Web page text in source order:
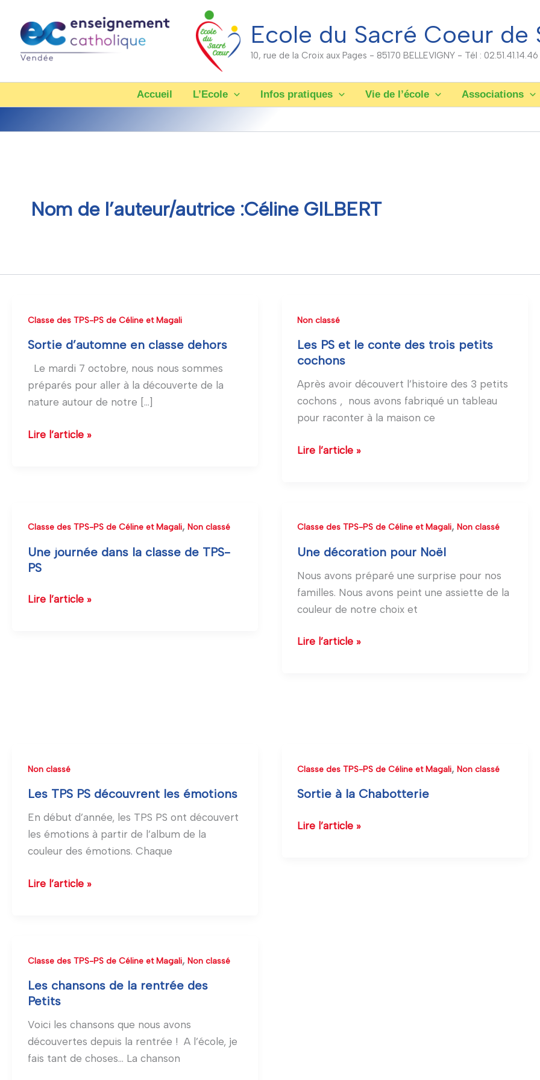
contenu
Ecole du Sacré Coeur de
10, rue de la Croix aux Pages - 85170 BELLEVIGNY - Tél : 02.51.41.14.46
Accueil L’Ecole Infos pratiques Vie de l’école Associations
Nom de l’auteur/autrice :Céline GILBERT
Classe des TPS-PS de Céline et Magali
Sortie d’automne en classe dehors
Le mardi 7 octobre, nous nous sommes
préparés pour aller à la découverte de la
nature autour de notre […]
Sortie
en
classe
dehors
Lire l’article »
Non classé
Les PS et le conte des trois petits
cochons
Après avoir découvert l’histoire des 3 petits
cochons , nous avons fabriqué un tableau
pour raconter à la maison ce
Les
et
conte
des
trois
cochons
Lire l’article »
Classe des TPS-PS de Céline et Magali, Non classé
Une journée dans la classe de TPS-
PS
Une
dans
classe
Lire l’article »
Classe des TPS-PS de Céline et Magali,Non classé
Une décoration pour Noël
Nous avons préparé une surprise pour nos
familles. Nous avons peint une assiette de la
couleur de notre choix et
Une
pour
Noël
Lire l’article »
Non classé
Les TPS PS découvrent les émotions
En début d’année, les TPS PS ont découvert
les émotions à partir de l’album de la
couleur des émotions. Chaque
Les
PS
découvrent
les
émotions
Lire l’article »
Classe des TPS-PS de Céline et Magali,Non classé
Sortie à la Chabotterie
Sortie
la
Chabotterie
Lire l’article »
Classe des TPS-PS de Céline et Magali, Non classé
Les chansons de la rentrée des
Petits
Voici les chansons que nous avons
découvertes depuis la rentrée ! A l’école, je
fais tant de choses… La chanson
Les
de
rentrée
des
Petits